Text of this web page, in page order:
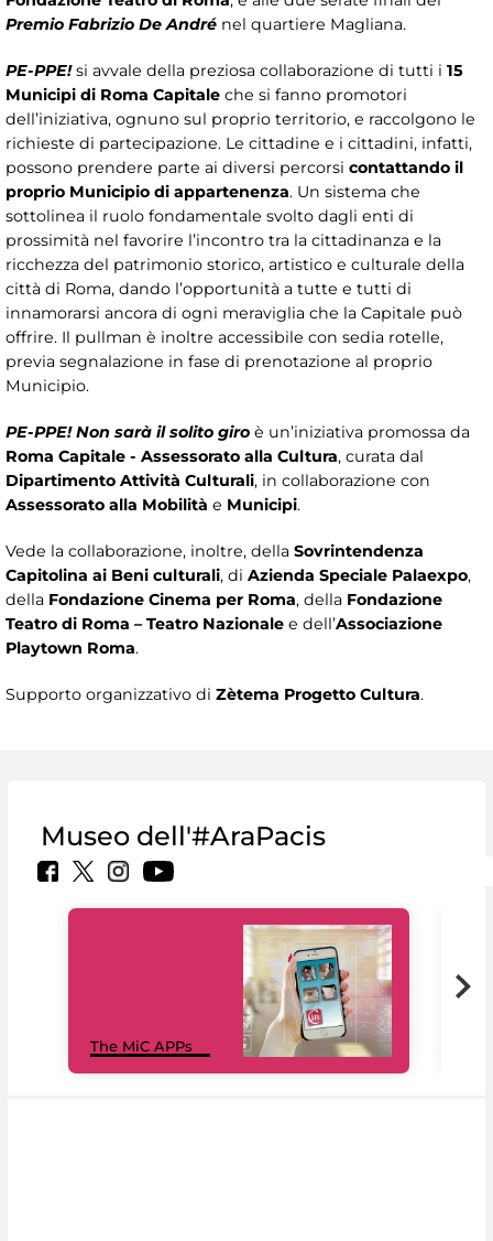
Premio Fabrizio De André nel quartiere Magliana.
PE-PPE!si avvale della preziosa collaborazione di tutti i 15
Municipi di Roma Capitale che si fanno promotori
dell’iniziativa, ognuno sul proprio territorio, e raccolgono le
richieste di partecipazione. Le cittadine e i cittadini, infatti,
possono prendere parte ai diversi percorsi contattando il
proprio Municipio di appartenenza. Un sistema che
sottolinea il ruolo fondamentale svolto dagli enti di
prossimità nel favorire l’incontro tra la cittadinanza e la
ricchezza del patrimonio storico, artistico e culturale della
città di Roma, dando l’opportunità a tutte e tutti di
innamorarsi ancora di ogni meraviglia che la Capitale può
offrire. Il pullman è inoltre accessibile con sedia rotelle,
previa segnalazione in fase di prenotazione al proprio
Municipio.
PE-PPE! Non sarà il solito giro è un’iniziativa promossa da
Roma Capitale - Assessorato alla Cultura, curata dal
Dipartimento Attività Culturali, in collaborazione con
Assessorato alla Mobilità e Municipi.
Vede la collaborazione, inoltre, della Sovrintendenza
Capitolina ai Beni culturali, di Azienda Speciale Palaexpo,
della Fondazione Cinema per Roma, della Fondazione
Teatro di Roma – Teatro Nazionale e dell’Associazione
Playtown Roma.
Supporto organizzativo di Zètema Progetto Cultura.
Museo dell'#AraPacis
The MiC APPs